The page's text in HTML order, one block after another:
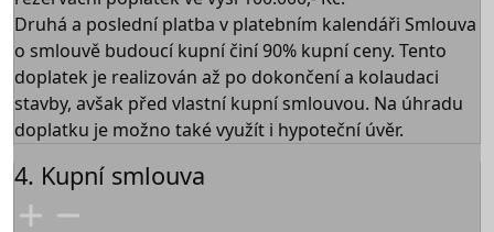
Druhá a poslední platba v platebním kalendáři Smlouva
o smlouvě budoucí kupní činí 90% kupní ceny. Tento
doplatek je realizován až po dokončení a kolaudaci
stavby, avšak před vlastní kupní smlouvou. Na úhradu
doplatku je možno také využít i hypoteční úvěr.
4. Kupní smlouva